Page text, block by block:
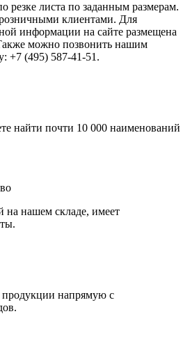
резке листа по заданным размерам.
клиентами. Для
информации на сайте размещена
можно позвонить нашим
+7 (495) 587-41-51.
найти почти 10 000 наименований
на нашем складе, имеет
продукции напрямую с